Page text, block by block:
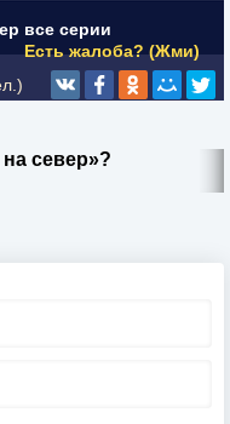
все серии
Есть жалоба? (Жми)
север»?